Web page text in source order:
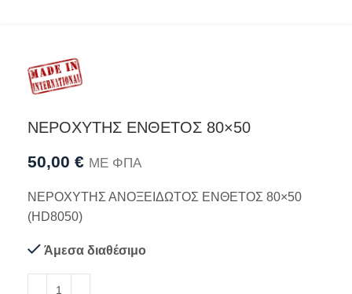
ΝΕΡΟΧΥΤΗΣ ΕΝΘΕΤΟΣ 80×50
50,00 € ΜΕ ΦΠΑ
ΝΕΡΟΧΥΤΗΣ ΑΝΟΞΕΙΔΩΤΟΣ ΕΝΘΕΤΟΣ 80×50
(HD8050)
Άμεσα διαθέσιμο